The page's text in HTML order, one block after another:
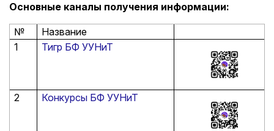
Основные каналы получения информации:
№
Название
1
Тигр БФ УУНиТ
2 Конкурсы БФ УУНиТ